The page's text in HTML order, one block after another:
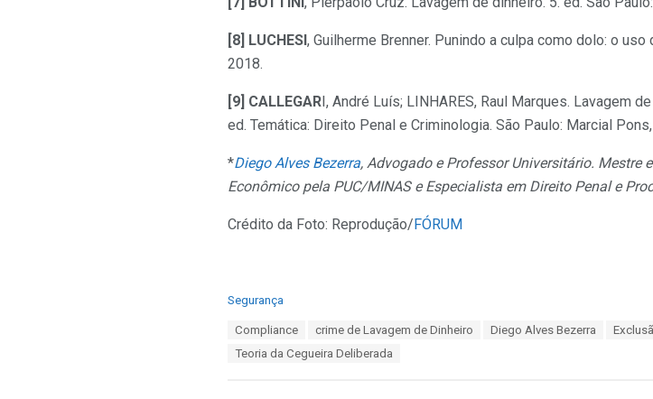
[8] LUCHESI, Guilherme Brenner. Punindo a culpa como dolo: o
2018.
[9] CALLEGARI, André Luís; LINHARES, Raul Marques. Lavagem
ed. Temática: Direito Penal e Criminologia. São Paulo: Marcial
*Diego Alves Bezerra, Advogado e Professor Universitário. Mestre
Econômico pela PUC/MINAS e Especialista em Direito Penal e
Crédito da Foto: Reprodução/FÓRUM
C
Segurança
Compliance crime de Lavagem de Dinheiro Diego Alves Bezerra
Teoria da Cegueira Deliberada